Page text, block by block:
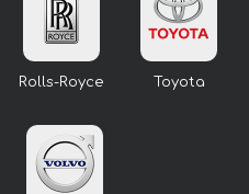
Rolls-Royce Toyota